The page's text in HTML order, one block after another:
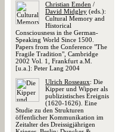
Christian Emden /
David Midgley (eds.):
Cultural Memory and
Historical
Consciousness in the German-
Speaking World Since 1500.
Papers from the Conference "The
Fragile Tradition", Cambridge
2002 Vol. 1, Frankfurt a.M.
[u.a.]: Peter Lang 2004
Ulrich Rosseaux: Die
Kipper und Wipper als
publizistisches Ereignis
(1620-1626). Eine
Studie zu den Strukturen
öffentlicher Kommunikation im
Zeitalter des Dreissigjährigen